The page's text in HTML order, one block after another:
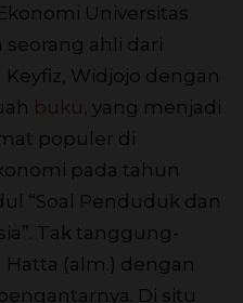
Universitas
seorang ahli dari
Keyfiz, Widjojo dengan
buku , yang menjadi
populer di
pada tahun
“Soal Penduduk dan
Tak tanggung-
(alm.) dengan
Di situ